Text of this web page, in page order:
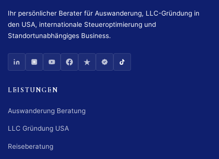
Ihr persönlicher Berater für Auswanderung, LLC-Gründung in
den USA, internationale Steueroptimierung und
Standortunabhängiges Business.
LEISTUNGEN
Auswanderung Beratung
LLC Gründung USA
Reiseberatung